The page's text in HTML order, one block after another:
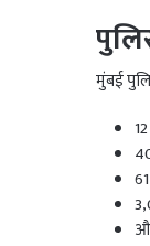
मुंबई